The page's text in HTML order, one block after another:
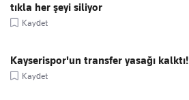
tıkla her şeyi siliyor
Kaydet
Kayserispor'un transfer yasağı kalktı!
Kaydet